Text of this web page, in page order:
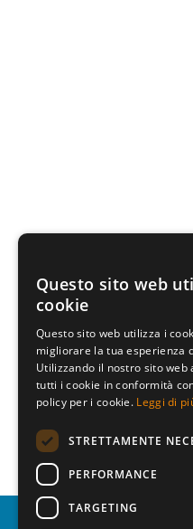
Questo sito web
cookie
Questo sito web utilizza i
migliorare la tua esperienza
Utilizzando il nostro sito web
tutti i cookie in conformità
policy per i cookie. Leggi di
STRETTAMENTE
PERFORMANCE
TARGETING